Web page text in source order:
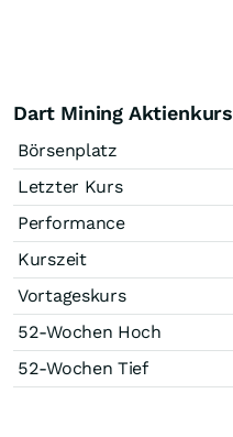
Dart Mining Aktienkurs
Börsenplatz
Letzter Kurs
Performance
Kurszeit
Vortageskurs
52-Wochen Hoch
52-Wochen Tief